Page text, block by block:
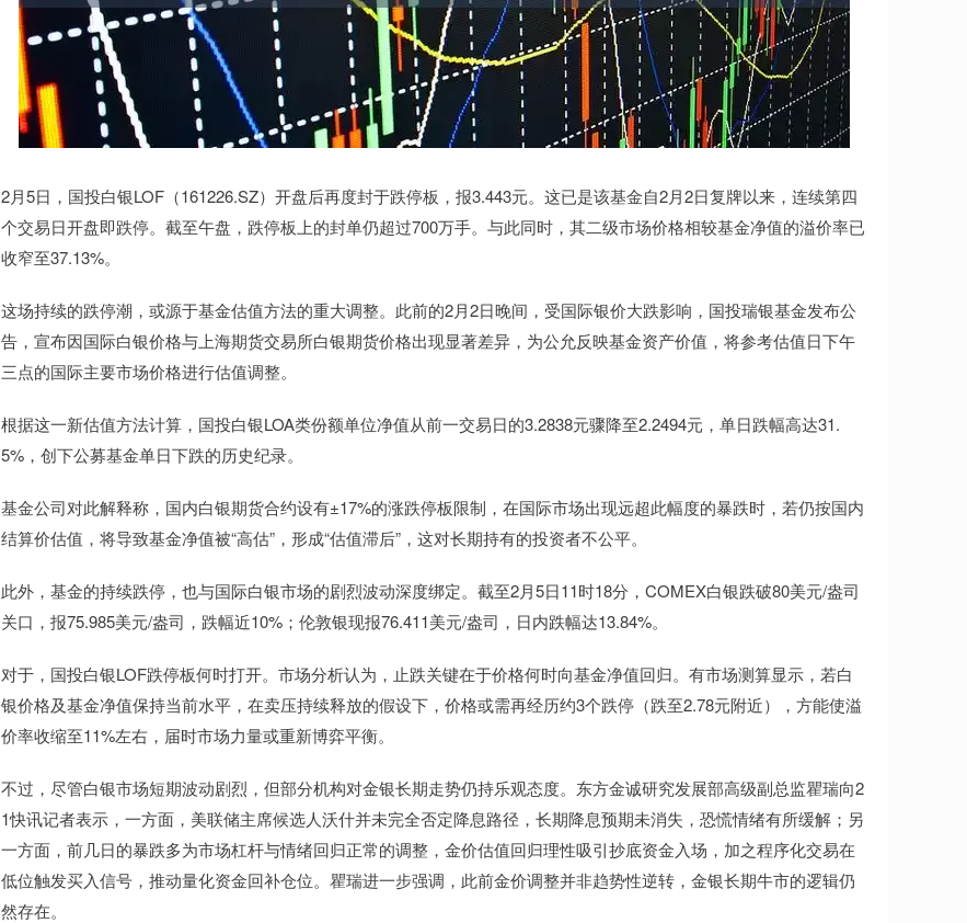
2月5日，国投白银LOF（161226.SZ）开盘后再度封于跌停板，报3.443元。这已是该基金自2月2日复牌以来，连续第四
个交易日开盘即跌停。截至午盘，跌停板上的封单仍超过700万手。与此同时，其二级市场价格相较基金净值的溢价率已
收窄至37.13%。
这场持续的跌停潮，或源于基金估值方法的重大调整。此前的2月2日晚间，受国际银价大跌影响，国投瑞银基金发布公
告，宣布因国际白银价格与上海期货交易所白银期货价格出现显著差异，为公允反映基金资产价值，将参考估值日下午
三点的国际主要市场价格进行估值调整。
根据这一新估值方法计算，国投白银LOA类份额单位净值从前一交易日的3.2838元骤降至2.2494元，单日跌幅高达31.
5%，创下公募基金单日下跌的历史纪录。
基金公司对此解释称，国内白银期货合约设有±17%的涨跌停板限制，在国际市场出现远超此幅度的暴跌时，若仍按国内
结算价估值，将导致基金净值被“高估”，形成“估值滞后”，这对长期持有的投资者不公平。
此外，基金的持续跌停，也与国际白银市场的剧烈波动深度绑定。截至2月5日11时18分，COMEX白银跌破80美元/盎司
关口，报75.985美元/盎司，跌幅近10%；伦敦银现报76.411美元/盎司，日内跌幅达13.84%。
对于，国投白银LOF跌停板何时打开。市场分析认为，止跌关键在于价格何时向基金净值回归。有市场测算显示，若白
银价格及基金净值保持当前水平，在卖压持续释放的假设下，价格或需再经历约3个跌停（跌至2.78元附近），方能使溢
价率收缩至11%左右，届时市场力量或重新博弈平衡。
不过，尽管白银市场短期波动剧烈，但部分机构对金银长期走势仍持乐观态度。东方金诚研究发展部高级副总监瞿瑞向2
1快讯记者表示，一方面，美联储主席候选人沃什并未完全否定降息路径，长期降息预期未消失，恐慌情绪有所缓解；另
一方面，前几日的暴跌多为市场杠杆与情绪回归正常的调整，金价估值回归理性吸引抄底资金入场，加之程序化交易在
低位触发买入信号，推动量化资金回补仓位。瞿瑞进一步强调，此前金价调整并非趋势性逆转，金银长期牛市的逻辑仍
然存在。